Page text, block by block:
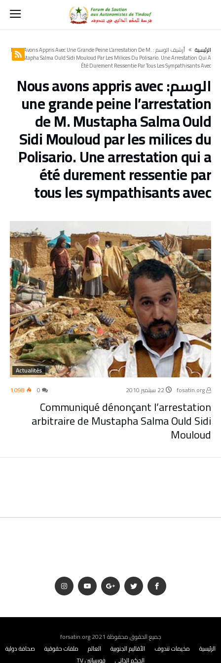
‫الرئيسية‬
‫أرشيف الوسم :‬ Nous Avons Appris Avec Une Grande Peine L’arrestation De M.
Mustapha Salma Ould Sidi Mouloud Par Les Milices Du Polisario. Une Arrestation Qui A
Été Durement Ressentie Par Tous Les Sympathisants Avec
الوسم:Nous avons appris avec
une grande peine l’arrestation
de M. Mustapha Salma Ould
Sidi Mouloud par les milices du
Polisario. Une arrestation qui a
été durement ressentie par
tous les sympathisants avec
Actualités
22 سبتمبر 2010 1٬098
Communiqué dénonçant l’arrestation
arbitraire de Mustapha Salma Ould Sidi
Mouloud
جميع الحقوق محفوظة 2021 forsatin.org
الرئيسية
مخيمات تندوف الأقاليم الجنوبية العالم ملفات حقوقية
صحافة دولية
الحكم الذاتي
فورساتين TV